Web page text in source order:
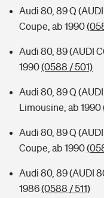
Audi 80, 89 Q
Coupe, ab 1990
Audi 80, 89 (AUDI
1990(0588 / 501)
Audi 80, 89 Q
Limousine, ab 1990
Audi 80, 89 Q
Coupe, ab 1990
Audi 80, 89 (AUDI
1986(0588 / 511)